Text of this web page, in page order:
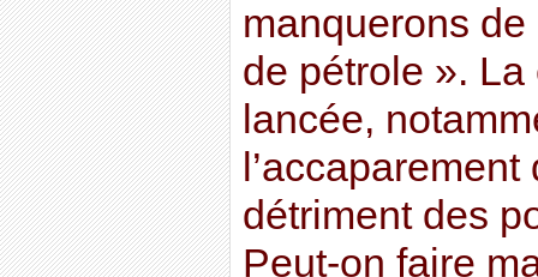
manquerons
de pétrole ».
lancée,
détriment des
Peut-on faire